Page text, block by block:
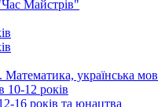
Майстрів"
українська
10-12 років
16 років та юнацтва